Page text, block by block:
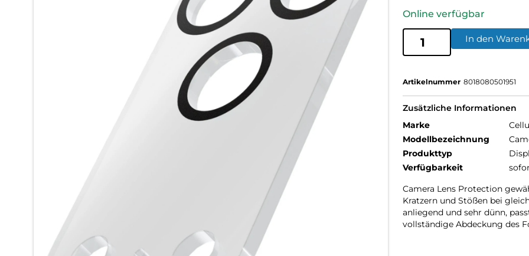
Online verfügbar
In den
Artikelnummer 8018080501951
Zusätzliche Informationen
Marke
Modellbezeichnung
Produkttyp
Verfügbarkeit
Camera Lens Protection
Kratzern und Stößen bei
anliegend und sehr dünn,
vollständige Abdeckung des